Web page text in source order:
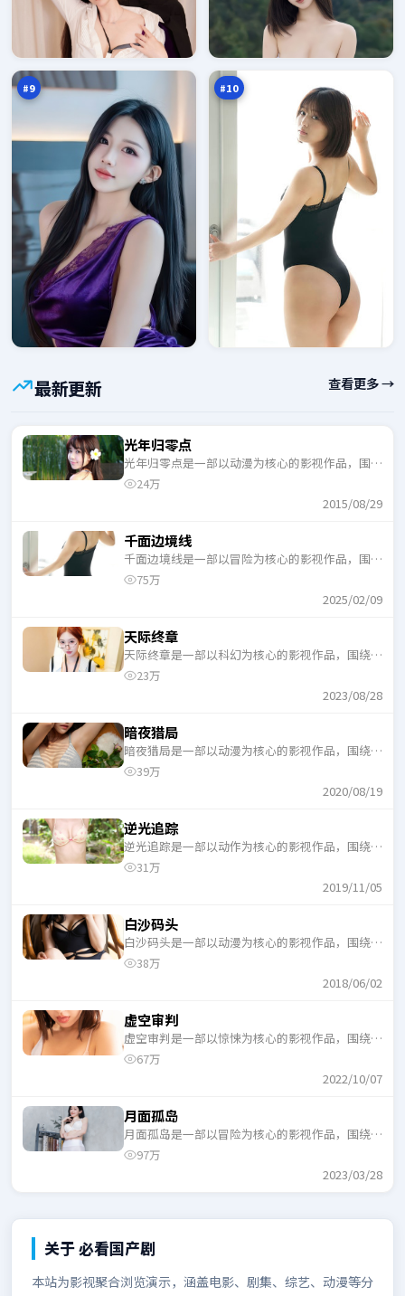
#9
码万
#10
风
云
94
万
最新更新 查看更多 →
光年归零点
光年归零点是一部以动漫为核心的影视作品，围绕
危机、反转与人物成长展开，整体节奏紧凑，适合
24万
2015/08/29
千面边境线
千面边境线是一部以冒险为核心的影视作品，围绕
危机、反转与人物成长展开，整体节奏紧凑，适合
75万
2025/02/09
天际终章
天际终章是一部以科幻为核心的影视作品，围绕危
机、反转与人物成长展开，整体节奏紧凑，适合一
23万
2023/08/28
暗夜猎局
暗夜猎局是一部以动漫为核心的影视作品，围绕危
机、反转与人物成长展开，整体节奏紧凑，适合一
39万
2020/08/19
逆光追踪
逆光追踪是一部以动作为核心的影视作品，围绕危
机、反转与人物成长展开，整体节奏紧凑，适合一
31万
2019/11/05
白沙码头
白沙码头是一部以动漫为核心的影视作品，围绕危
机、反转与人物成长展开，整体节奏紧凑，适合一
38万
2018/06/02
虚空审判
虚空审判是一部以惊悚为核心的影视作品，围绕危
机、反转与人物成长展开，整体节奏紧凑，适合一
67万
2022/10/07
月面孤岛
月面孤岛是一部以冒险为核心的影视作品，围绕危
机、反转与人物成长展开，整体节奏紧凑，适合一
97万
2023/03/28
关于必看国产剧
本站为影视聚合浏览演示，涵盖电影、剧集、综艺、动漫等分